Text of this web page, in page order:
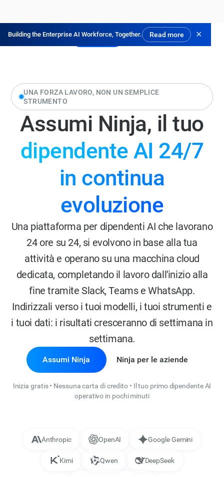
Building the Enterprise AI Workforce, Together. Read more ✕
Prova gratis
UNA FORZA LAVORO, NON UN SEMPLICE
STRUMENTO
Assumi Ninja, il tuo
dipendente AI 24/7
in continua
evoluzione
Una piattaforma per dipendenti AI che lavorano
24 ore su 24, si evolvono in base alla tua
attività e operano su una macchina cloud
dedicata, completando il lavoro dall'inizio alla
fine tramite Slack, Teams e WhatsApp.
Indirizzali verso i tuoi modelli, i tuoi strumenti e
i tuoi dati: i risultati cresceranno di settimana in
settimana.
Assumi Ninja Ninja per le aziende
Inizia gratis • Nessuna carta di credito • Il tuo primo dipendente AI
operativo in pochi minuti
Anthropic OpenAI Google Gemini
Kimi Qwen DeepSeek